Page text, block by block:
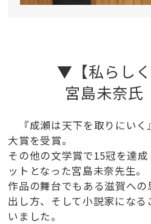
▼【私らしく
宮島未奈
『成瀬は天下を取りにいく
大賞を受賞。
その他の文学賞で15冠を達
ットとなった宮島未奈先生。
作品の舞台でもある滋賀へ
出し方、そして小説家にな
いました。